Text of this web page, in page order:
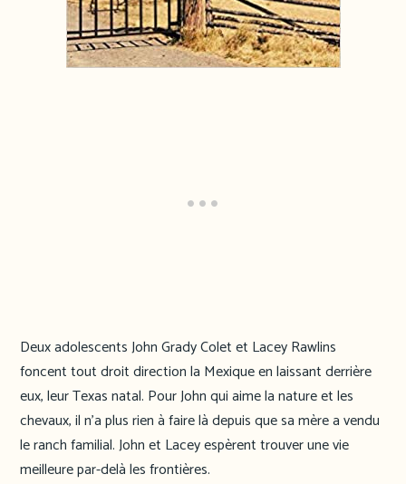
Deux adolescents John Grady Colet et Lacey Rawlins
foncent tout droit direction la Mexique en laissant derrière
eux, leur Texas natal. Pour John qui aime la nature et les
chevaux, il n’a plus rien à faire là depuis que sa mère a vendu
le ranch familial. John et Lacey espèrent trouver une vie
meilleure par-delà les frontières.